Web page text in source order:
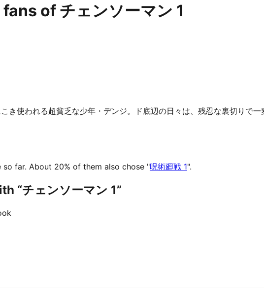
of チェンソーマン 1
き使われる超貧乏な少年・デンジ。ド底辺の日々は、残忍な裏切りで
so far. About 20% of them also chose "呪術廻戦 1".
“チェンソーマン 1”